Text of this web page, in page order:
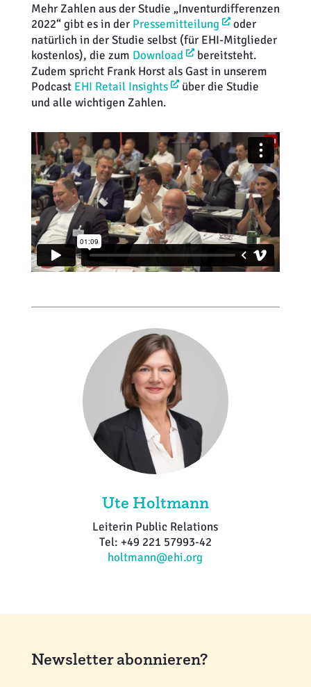
Mehr Zahlen aus der Studie „Inventurdifferenzen
2022“ gibt es in der Pressemitteilung
oder
natürlich in der Studie selbst (für EHI-Mitglieder
kostenlos), die zum Download
bereitsteht.
Zudem spricht Frank Horst als Gast in unserem
Podcast EHI Retail Insights
über die Studie
und alle wichtigen Zahlen.
Ute Holtmann
Leiterin Public Relations
Tel: +49 221 57993-42
holtmann@ehi.org
Newsletter abonnieren?